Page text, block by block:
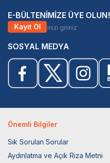
E-BÜLTENİMİZE ÜYE OLUN!
Kayıt Ol
SOSYAL MEDYA
Önemli Bilgiler
Sık Sorulan Sorular
Aydınlatma ve Açık Rıza Metni